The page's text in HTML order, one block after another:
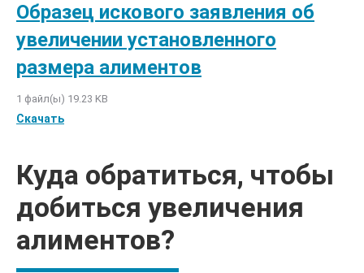
Образец искового заявления об
увеличении установленного
размера алиментов
1 файл(ы) 19.23 KB
Скачать
Куда обратиться, чтобы
добиться увеличения
алиментов?